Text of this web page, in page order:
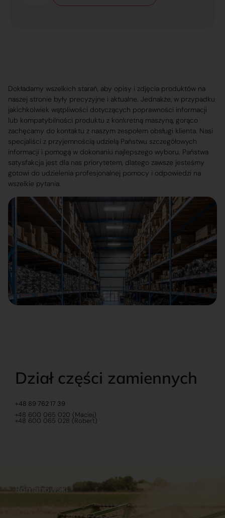
Dokładamy wszelkich starań, aby opisy i zdjęcia produktów na
naszej stronie były precyzyjne i aktualne. Jednakże, w przypadku
jakichkolwiek wątpliwości dotyczących poprawności informacji
lub kompatybilności produktu z konkretną maszyną, gorąco
zachęcamy do kontaktu z naszym zespołem obsługi klienta. Nasi
specjaliści z przyjemnością udzielą Państwu szczegółowych
informacji i pomogą w dokonaniu najlepszego wyboru. Państwa
satysfakcja jest dla nas priorytetem, dlatego zawsze jesteśmy
gotowi do udzielenia profesjonalnej pomocy i odpowiedzi na
wszelkie pytania.
Dział części zamiennych
+48 89 762 17 39
+48 600 065 020 (Maciej)
+48 600 065 028 (Robert)
Romanowski
Praca